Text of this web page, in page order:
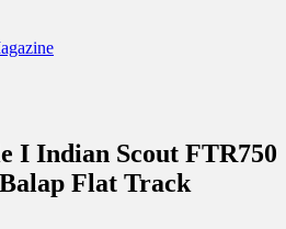
I Indian Scout FTR750
Flat Track